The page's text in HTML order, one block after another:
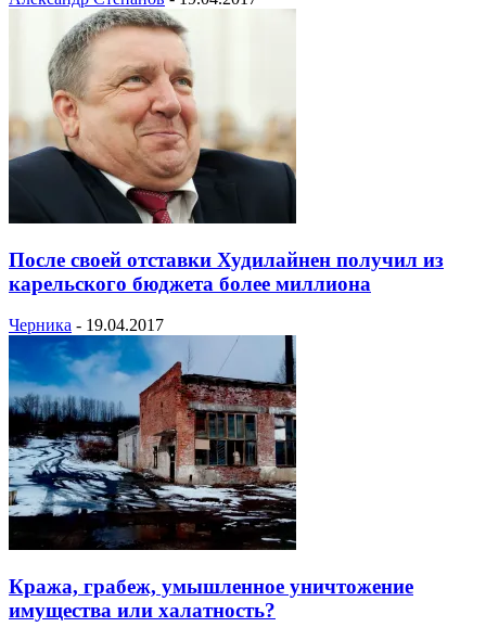
После своей отставки Худилайнен получил из
карельского бюджета более миллиона
Черника - 19.04.2017
Кража, грабеж, умышленное уничтожение
имущества или халатность?